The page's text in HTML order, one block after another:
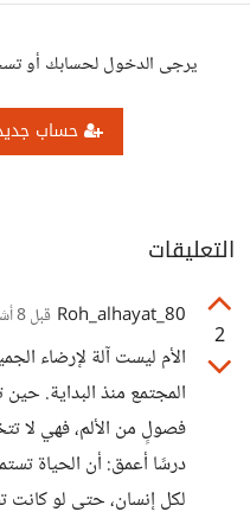
يرجى الدخول لحسابك أو
حساب
التعليقات
2
Roh_alhayat_80 قبل 8 أشهر
الأم ليست آلة لإرضاء
المجتمع منذ البداية. حين
فصولٍ من الألم، فهي لا
درسًا أعمق: أن الحياة
لكل إنسان، حتى لو كانت